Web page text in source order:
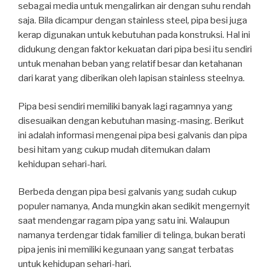
sebagai media untuk mengalirkan air dengan suhu rendah
saja. Bila dicampur dengan stainless steel, pipa besi juga
kerap digunakan untuk kebutuhan pada konstruksi. Hal ini
didukung dengan faktor kekuatan dari pipa besi itu sendiri
untuk menahan beban yang relatif besar dan ketahanan
dari karat yang diberikan oleh lapisan stainless steelnya.
Pipa besi sendiri memiliki banyak lagi ragamnya yang
disesuaikan dengan kebutuhan masing-masing. Berikut
ini adalah informasi mengenai pipa besi galvanis dan pipa
besi hitam yang cukup mudah ditemukan dalam
kehidupan sehari-hari.
Berbeda dengan pipa besi galvanis yang sudah cukup
populer namanya, Anda mungkin akan sedikit mengernyit
saat mendengar ragam pipa yang satu ini. Walaupun
namanya terdengar tidak familier di telinga, bukan berati
pipa jenis ini memiliki kegunaan yang sangat terbatas
untuk kehidupan sehari-hari.